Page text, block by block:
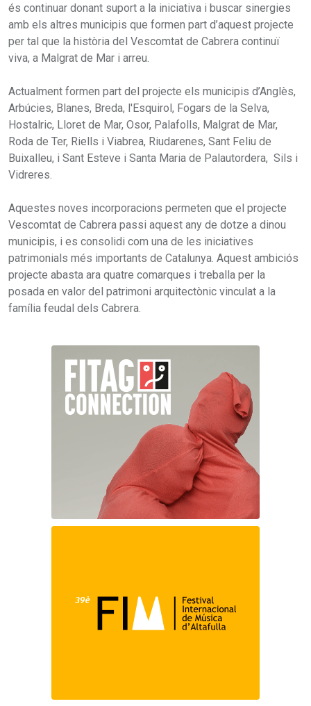
és continuar donant suport a la iniciativa i buscar sinergies
amb els altres municipis que formen part d’aquest projecte
per tal que la història del Vescomtat de Cabrera continuï
viva, a Malgrat de Mar i arreu.
Actualment formen part del projecte els municipis d’Anglès,
Arbúcies, Blanes, Breda, l'Esquirol, Fogars de la Selva,
Hostalric, Lloret de Mar, Osor, Palafolls, Malgrat de Mar,
Roda de Ter, Riells i Viabrea, Riudarenes, Sant Feliu de
Buixalleu, i Sant Esteve i Santa Maria de Palautordera, Sils i
Vidreres.
Aquestes noves incorporacions permeten que el projecte
Vescomtat de Cabrera passi aquest any de dotze a dinou
municipis, i es consolidi com una de les iniciatives
patrimonials més importants de Catalunya. Aquest ambiciós
projecte abasta ara quatre comarques i treballa per la
posada en valor del patrimoni arquitectònic vinculat a la
família feudal dels Cabrera.